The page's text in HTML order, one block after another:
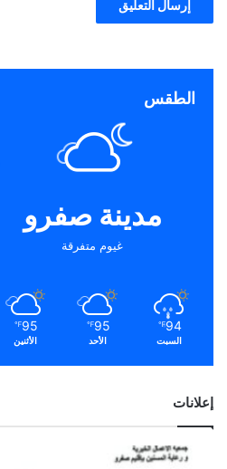
الطقس
مدينة صفرو
غيوم متفرقة
94
℉
السبت
95
℉
الأحد
95
℉
الأثنين
إعلانات